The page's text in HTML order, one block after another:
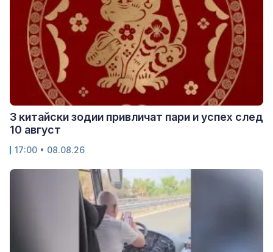
3 китайски зодии привличат пари и успех след
10 август
17:00 • 08.08.26